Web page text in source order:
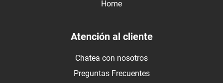
Home
Atención al cliente
Chatea con nosotros
Preguntas Frecuentes